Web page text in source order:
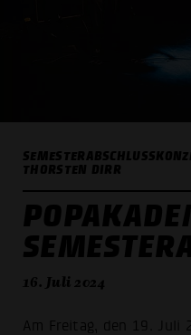
THORSTEN DIRR
16. Juli 2024
Am Freitag, den 19. Juli